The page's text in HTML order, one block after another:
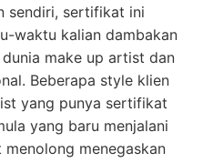
sendiri, sertifikat ini
waktu kalian dambakan
make up artist dan
Beberapa style klien
yang punya sertifikat
yang baru menjalani
menegaskan